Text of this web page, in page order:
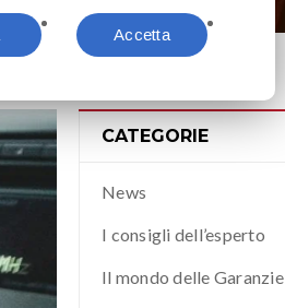
CATEGORIE
News
I consigli dell’esperto
Il mondo delle Garanzie
Accetta